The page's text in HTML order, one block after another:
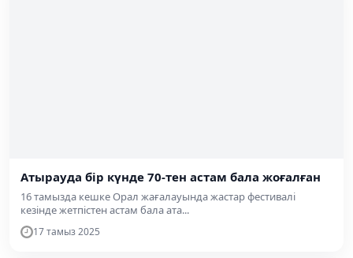
Атырауда бір күнде 70-тен астам бала жоғалған
16 тамызда кешке Орал жағалауында жастар фестивалі
кезінде жетпістен астам бала ата...
17 тамыз 2025